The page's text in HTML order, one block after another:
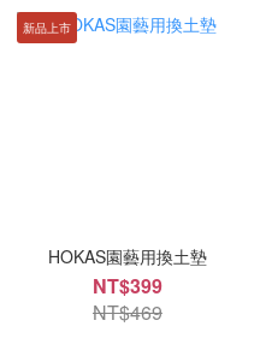
新品上市
HOKAS園藝用換土墊
NT$399
NT$469